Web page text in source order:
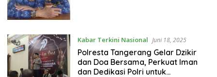
Kabar Terkini Nasional Juni 18, 2025
Polresta Tangerang Gelar Dzikir
dan Doa Bersama, Perkuat Iman
dan Dedikasi Polri untuk